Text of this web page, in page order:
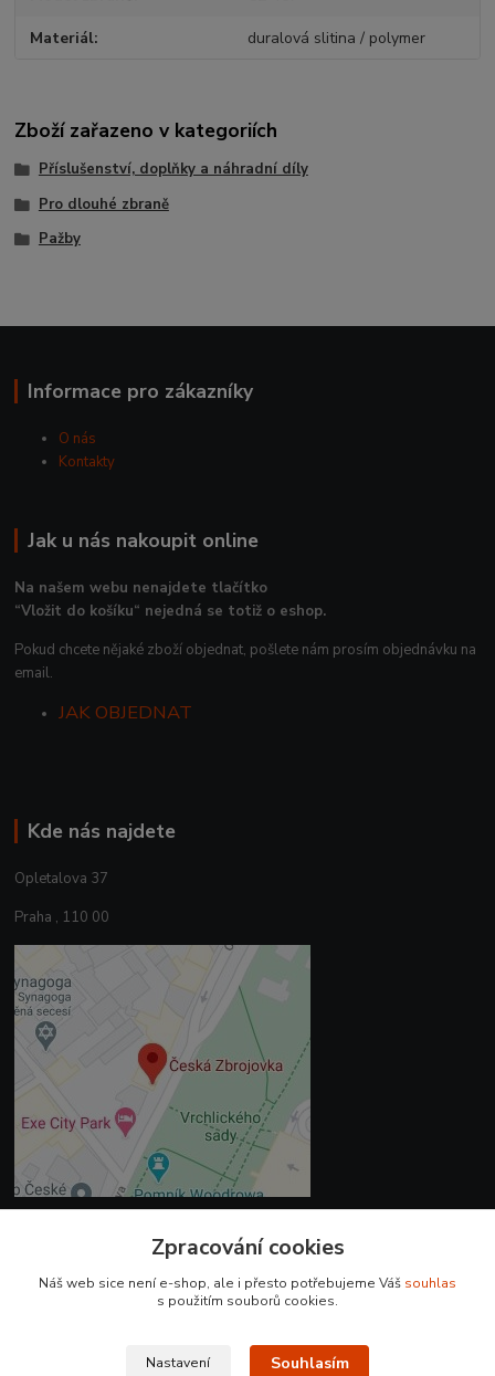
Materiál duralová slitina / polymer
Zboží zařazeno v kategoriích
Příslušenství, doplňky a náhradní díly
Pro dlouhé zbraně
Pažby
Informace pro zákazníky
O nás
Kontakty
Jak u nás nakoupit online
Na našem webu nenajdete tlačítko
“Vložit do košíku“ nejedná se totiž o eshop.
Pokud chcete nějaké zboží objednat, pošlete nám prosím objednávku na
email.
JAK OBJEDNAT
Kde nás najdete
Opletalova 37
Praha , 110 00
+420 225 375 800
Zpracování cookies
Náš web sice není e-shop, ale i přesto potřebujeme Váš souhlas
s použitím souborů cookies.
Nastavení Souhlasím